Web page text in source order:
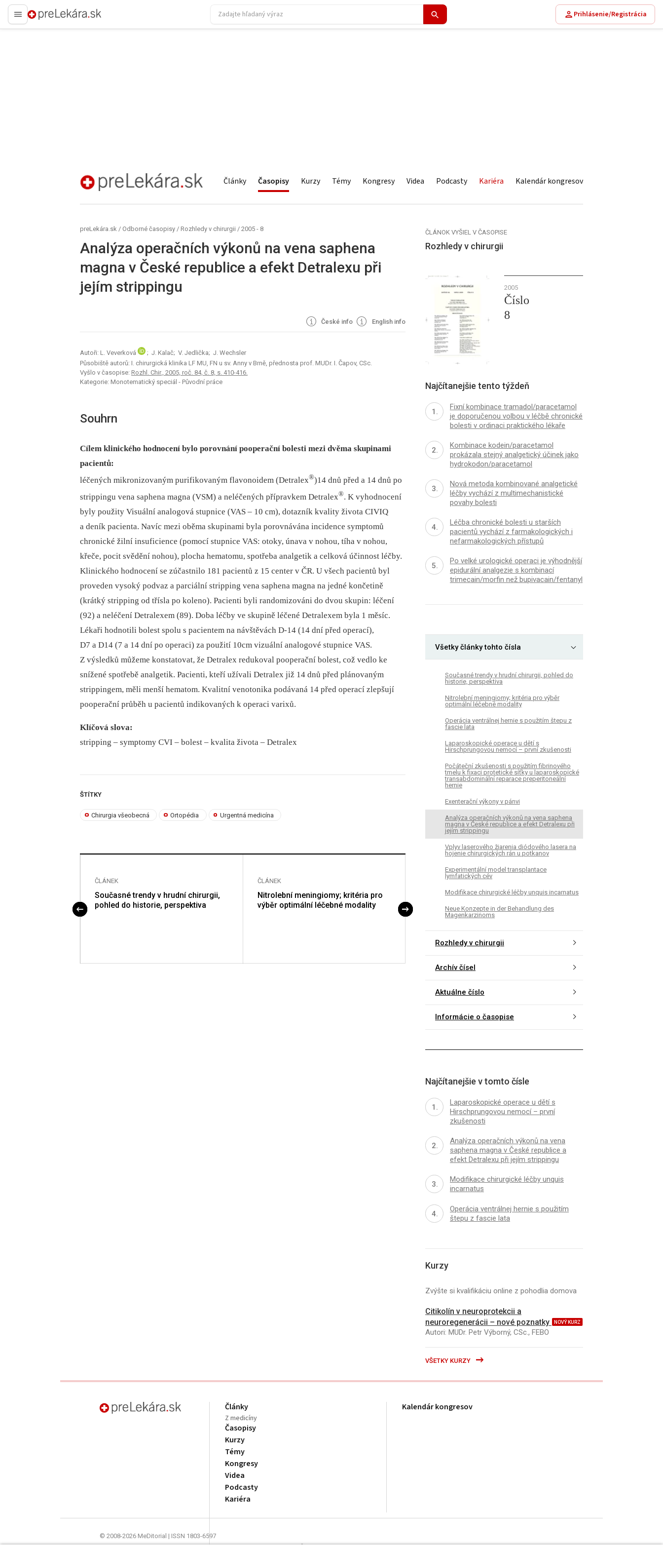
preLekára.sk
Prihlásenie/Registrácia
preLekára.sk Články Časopisy Kurzy Témy Kongresy Videa Podcasty Kariéra Kalendár kongresov
preLekára.sk / Odborné časopisy / Rozhledy v chirurgii / 2005 - 8
Analýza operačních výkonů na vena saphena
magna v České republice a efekt Detralexu při
jejím strippingu
České info English info
Autoři: L. Veverková
; J. Kalač; V. Jedlička; J. Wechsler
Působiště autorů: I. chirurgická klinika LF MU, FN u sv. Anny v Brně, přednosta prof. MUDr. I. Čapov, CSc.
Vyšlo v časopise: Rozhl. Chir., 2005, roč. 84, č. 8, s. 410-416.
Kategorie: Monotematický speciál - Původní práce
Souhrn
Cílem klinického hodnocení bylo porovnání pooperační bolesti mezi dvěma skupinami
pacientů:
léčených mikronizovaným purifikovaným flavonoidem (Detralex®)14 dnů před a 14 dnů po
strippingu vena saphena magna (VSM) a neléčených přípravkem Detralex®. K vyhodnocení
byly použity Visuální analogová stupnice (VAS –⁠ 10 cm), dotazník kvality života CIVIQ
a deník pacienta. Navíc mezi oběma skupinami byla porovnávána incidence symptomů
chronické žilní insuficience (pomocí stupnice VAS: otoky, únava v nohou, tíha v nohou,
křeče, pocit svědění nohou), plocha hematomu, spotřeba analgetik a celková účinnost léčby.
Klinického hodnocení se zúčastnilo 181 pacientů z 15 center v ČR. U všech pacientů byl
proveden vysoký podvaz a parciální stripping vena saphena magna na jedné končetině
(krátký stripping od třísla po koleno). Pacienti byli randomizováni do dvou skupin: léčení
(92) a neléčení Detralexem (89). Doba léčby ve skupině léčené Detralexem byla 1 měsíc.
Lékaři hodnotili bolest spolu s pacientem na návštěvách D-14 (14 dní před operací),
D7 a D14 (7 a 14 dní po operaci) za použití 10cm vizuální analogové stupnice VAS.
Z výsledků můžeme konstatovat, že Detralex redukoval pooperační bolest, což vedlo ke
snížené spotřebě analgetik. Pacienti, kteří užívali Detralex již 14 dnů před plánovaným
strippingem, měli menší hematom. Kvalitní venotonika podávaná 14 před operací zlepšují
pooperační průběh u pacientů indikovaných k operaci varixů.
Klíčová slova:
stripping –⁠ symptomy CVI –⁠ bolest –⁠ kvalita života –⁠ Detralex
ŠTÍTKY
Chirurgia všeobecná Ortopédia Urgentná medicína
ČLÁNEK
Současné trendy v hrudní chirurgii,
pohled do historie, perspektiva
ČLÁNEK
Nitrolební meningiomy; kritéria pro
výběr optimální léčebné modality
Operácia ventrálnej hernie s
použitím štepu z fascie lata
ČLÁNOK VYŠIEL V ČASOPISE
Rozhledy v chirurgii
2005
Číslo
8
Najčítanejšie tento týždeň
Fixní kombinace tramadol/paracetamol
je doporučenou volbou v léčbě chronické
bolesti v ordinaci praktického lékaře
Kombinace kodein/paracetamol
prokázala stejný analgetický účinek jako
hydrokodon/paracetamol
Nová metoda kombinované analgetické
léčby vychází z multimechanistické
povahy bolesti
Léčba chronické bolesti u starších
pacientů vychází z farmakologických i
nefarmakologických přístupů
Po velké urologické operaci je výhodnější
epidurální analgezie s kombinací
trimecain/morfin než bupivacain/fentanyl
Všetky články tohto čísla
Současné trendy v hrudní chirurgii, pohled do
historie, perspektiva
Nitrolební meningiomy; kritéria pro výběr
optimální léčebné modality
Operácia ventrálnej hernie s použitím štepu z
fascie lata
Laparoskopické operace u dětí s
Hirschprungovou nemocí – první zkušenosti
Počáteční zkušenosti s použitím fibrinového
tmelu k fixaci protetické síťky u laparoskopické
transabdominální reparace preperitoneální
hernie
Exenterační výkony v pánvi
Analýza operačních výkonů na vena saphena
magna v České republice a efekt Detralexu při
jejím strippingu
Vplyv laserového žiarenia diódového lasera na
hojenie chirurgických rán u potkanov
Experimentální model transplantace
lymfatických cév
Modifikace chirurgické léčby unquis incarnatus
Neue Konzepte in der Behandlung des
Magenkarzinoms
Rozhledy v chirurgii
Archív čísel
Aktuálne číslo
Informácie o časopise
Najčítanejšie v tomto čísle
Laparoskopické operace u dětí s
Hirschprungovou nemocí – první
zkušenosti
Analýza operačních výkonů na vena
saphena magna v České republice a
efekt Detralexu při jejím strippingu
Modifikace chirurgické léčby unquis
incarnatus
Operácia ventrálnej hernie s použitím
štepu z fascie lata
Kurzy
Zvýšte si kvalifikáciu online z pohodlia domova
Citikolín v neuroprotekcii a
neuroregenerácii – nové poznatky
NOVÝ KURZ
Autori: MUDr. Petr Výborný, CSc., FEBO
VŠETKY KURZY
Články
Z medicíny
Časopisy
Kurzy
Témy
Kongresy
Videa
Podcasty
Kariéra
Kalendár kongresov
© 2008-2026 MeDitorial | ISSN 1803-6597